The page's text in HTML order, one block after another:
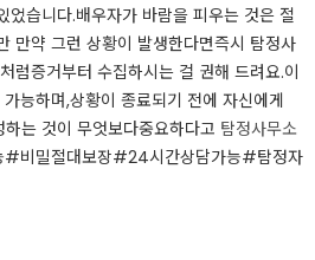
었습니다.​배우자가 바람을 피우는 것은 절
만약 그런 상황이 발생한다면​즉시 탐정사
럼​증거부터 수집하시는 걸 권해 드려요.​이
능하며,​상황이 종료되기 전에 자신에게
는 것이 무엇보다​중요하다고 탐정사무소
​#비밀절대보장​#24시간상담가능​#탐정자